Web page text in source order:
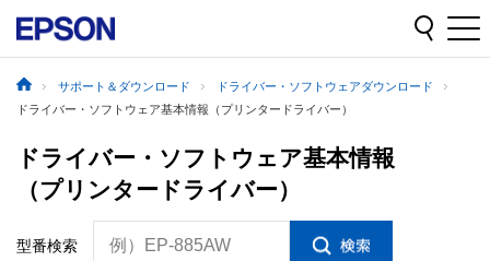
サポート＆ダウンロード
ドライバー・ソフトウェアダウンロード
ドライバー・ソフトウェア基本情報（プリンタードライバー）
ドライバー・ソフトウェア基本情報
（プリンタードライバー）
型番検索 例）EP-885AW